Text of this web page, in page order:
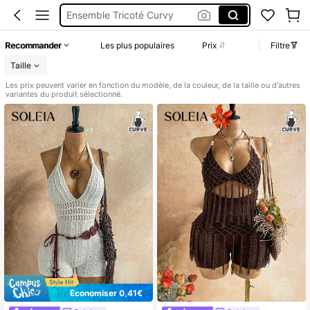
Ensemble Tricoté Curvy
Combinaison Short
Vert Jaune Rouge
Recommander Les plus populaires Prix
Filtre
Taille
Les prix peuvent varier en fonction du modèle, de la couleur, de la taille ou d'autres
variantes du produit sélectionné.
Économiser 0,41€